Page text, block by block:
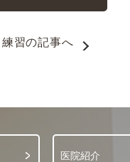
練習の記事へ
医院紹介